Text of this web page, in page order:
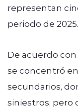
representan
periodo de 2025.
De acuerdo
se concentró
secundarios,
siniestros, pero